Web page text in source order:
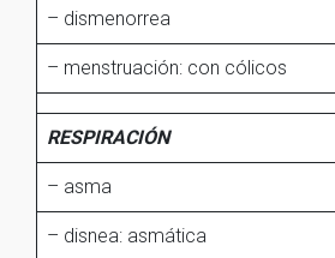
– dismenorrea
– menstruación: con cólicos
RESPIRACIÓN
– asma
– disnea: asmática